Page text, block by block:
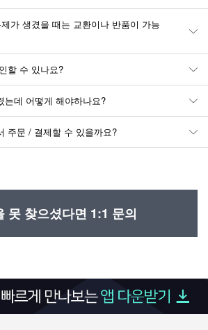
가 생겼을 때는 교환이나 반품이 가능
할 수 있나요?
는데 어떻게 해야하나요?
주문 / 결제할 수 있을까요?
못 찾으셨다면 1:1 문의